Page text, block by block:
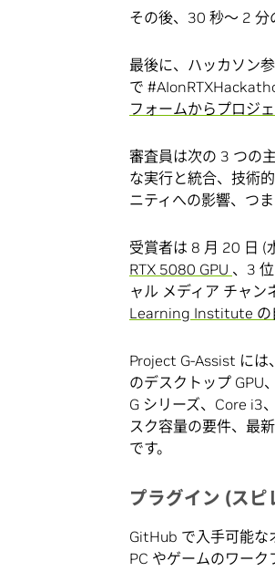
その後、30 秒～ 2 分
最後に、ハッカソン
で
フォームからプロジ
審査員は次の 3 つの
な実行と統合、技術
ニティへの影響、つ
受賞者は 8 月 20 日 (
RTX 5080 GPU 、3
ャル メディア チャン
Learning Institute の
Project G-Assist には
のデスクトップ GPU
G シリーズ、Core i3
スク容量の要件、最
です。
プラグイン (スピ
GitHub で入手可能な
PC やゲームのワーク